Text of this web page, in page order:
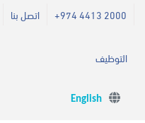
+974 4413 2000 اتصل بنا
التوظيف
English